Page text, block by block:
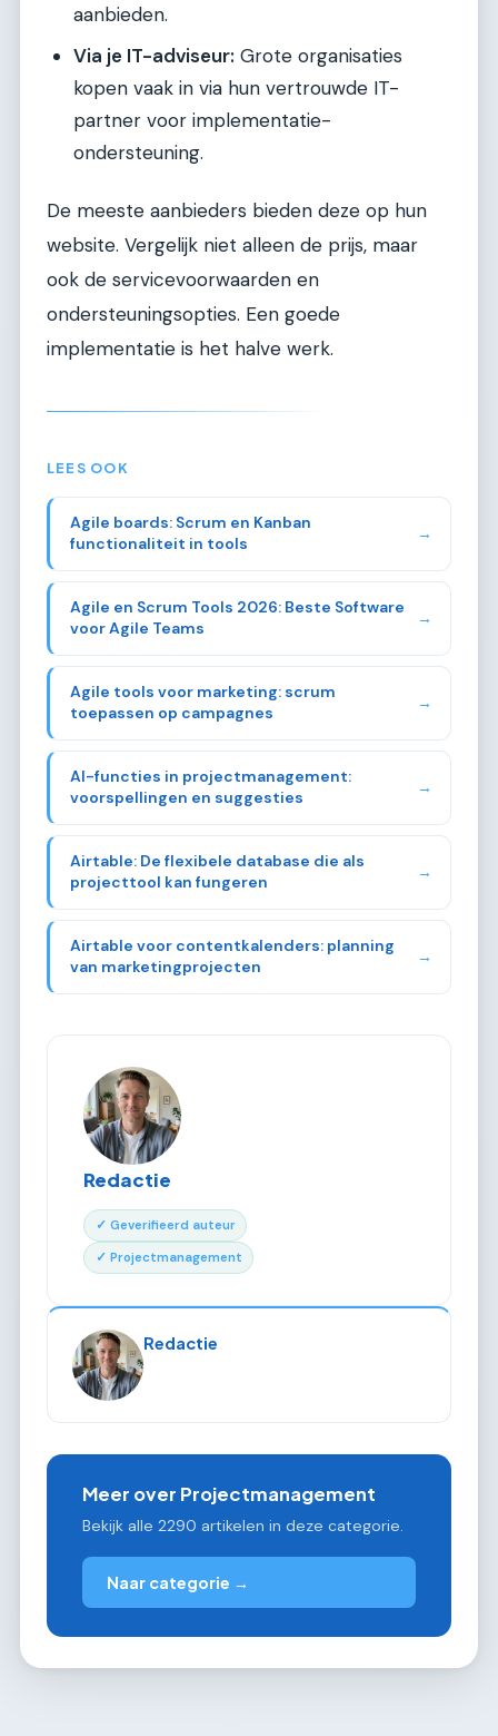
aanbieden.
Via je IT-adviseur: Grote organisaties
kopen vaak in via hun vertrouwde IT-
partner voor implementatie-
ondersteuning.
De meeste aanbieders bieden deze op hun
website. Vergelijk niet alleen de prijs, maar
ook de servicevoorwaarden en
ondersteuningsopties. Een goede
implementatie is het halve werk.
LEES OOK
Agile boards: Scrum en Kanban
functionaliteit in tools
→
Agile en Scrum Tools 2026: Beste Software
voor Agile Teams
→
Agile tools voor marketing: scrum
toepassen op campagnes
→
AI-functies in projectmanagement:
voorspellingen en suggesties
→
Airtable: De flexibele database die als
projecttool kan fungeren
→
Airtable voor contentkalenders: planning
van marketingprojecten
→
Redactie
✓ Geverifieerd auteur
✓ Projectmanagement
Redactie
Meer over Projectmanagement
Bekijk alle 2290 artikelen in deze categorie.
Naar categorie →